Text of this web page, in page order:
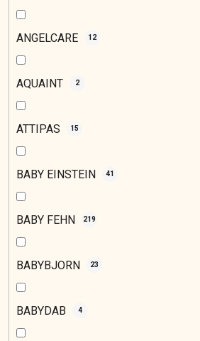
ANGELCARE 12
AQUAINT 2
ATTIPAS 15
BABY EINSTEIN 41
BABY FEHN 219
BABYBJORN 23
BABYDAB 4